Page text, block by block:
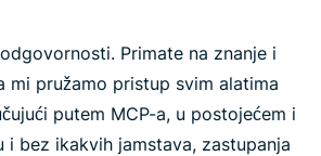
Primate na znanje i
mi pružamo pristup svim alatima
putem MCP-a, u postojećem i
i bez ikakvih jamstava, zastupanja